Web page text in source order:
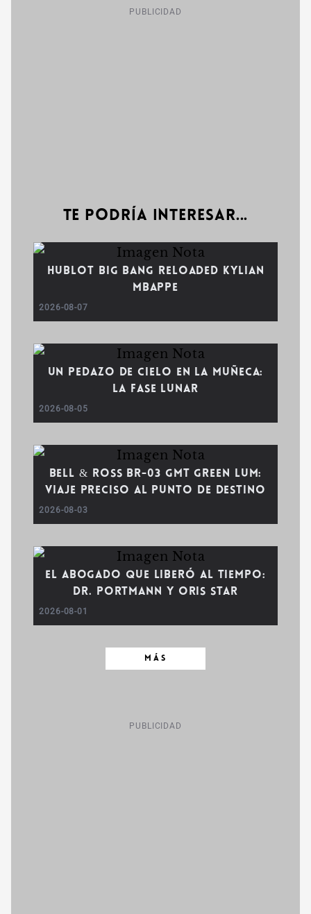
PUBLICIDAD
Te podría interesar...
Hublot Big Bang Reloaded Kylian
Mbappe
2026-08-07
Un pedazo de cielo en la muñeca:
la fase lunar
2026-08-05
Bell & Ross BR-03 GMT Green Lum:
viaje preciso al punto de destino
2026-08-03
El abogado que liberó al tiempo:
Dr. Portmann y Oris Star
2026-08-01
MÁS
PUBLICIDAD